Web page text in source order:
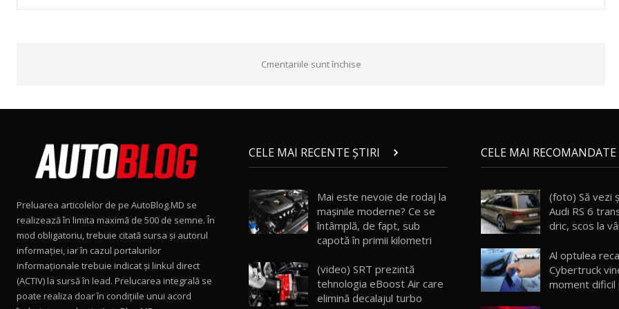
Cmentariile sunt închise
Preluarea articolelor de pe AutoBlog.MD se
realizează în limita maximă de 500 de semne. În
mod obligatoriu, trebuie citată sursa și autorul
informației, iar în cazul portalurilor
informaționale trebuie indicat și linkul direct
(ACTIV) la sursă în lead. Prelucarea integrală se
poate realiza doar în condițiile unui acord
CELE MAI RECENTE ȘTIRI
Mai este nevoie de rodaj la
mașinile moderne? Ce se
întâmplă, de fapt, sub
capotă în primii kilometri
(video) SRT prezintă
tehnologia eBoost Air care
elimină decalajul turbo
CELE MAI RECOMANDATE
(foto) Să vezi
Audi RS 6
dric, scos la
Al optulea
Cybertruck
moment dificil